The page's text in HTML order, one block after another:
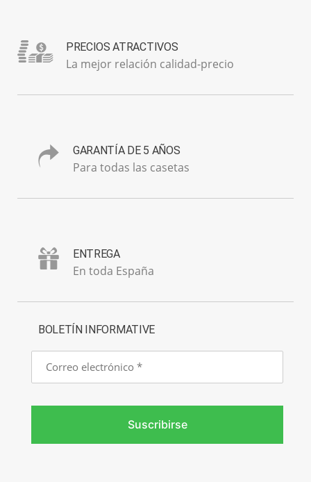
PRECIOS ATRACTIVOS
La mejor relación calidad-precio
GARANTÍA DE 5 AÑOS
Para todas las casetas
ENTREGA
En toda España
BOLETÍN INFORMATIVE
Correo
electrónico
Suscribirse